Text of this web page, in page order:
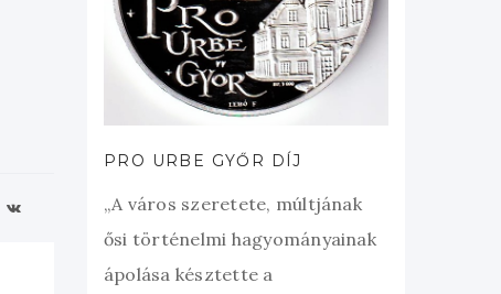
PRO URBE GYŐR DÍJ
„A város szeretete, múltjának
ősi történelmi hagyományainak
ápolása késztette a